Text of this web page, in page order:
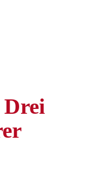
Drei